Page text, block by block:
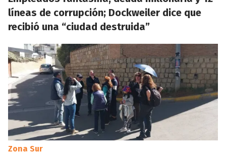
líneas de corrupción; Dockweiler dice que
recibió una “ciudad destruida”
Zona Sur